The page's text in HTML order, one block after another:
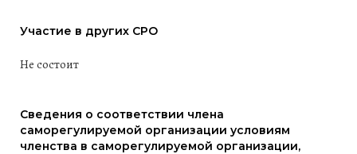
Участие в других СРО
Не состоит
Сведения о соответствии члена
саморегулируемой организации условиям
членства в саморегулируемой организации,